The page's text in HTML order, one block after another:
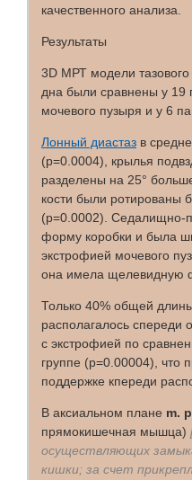
качественного анализа.
Результаты
3D МРТ модели тазового
дна были сравнены у 19
мочевого пузыря и у 6
Лонный диастаз в
(p=0.0004), крылья
разделены на 25°
кости были ротированы
(p=0.0002). Седалищно-
форму коробки и была
экстрофией мочевого
она имела щелевидную
Только 40% общей
располагалось спереди
с экстрофией по
группе (p=0.00004), что
поддержке кпереди
В аксиальном плане m.
прямокишечная мышца)
осуществляющих
кишки; за счет